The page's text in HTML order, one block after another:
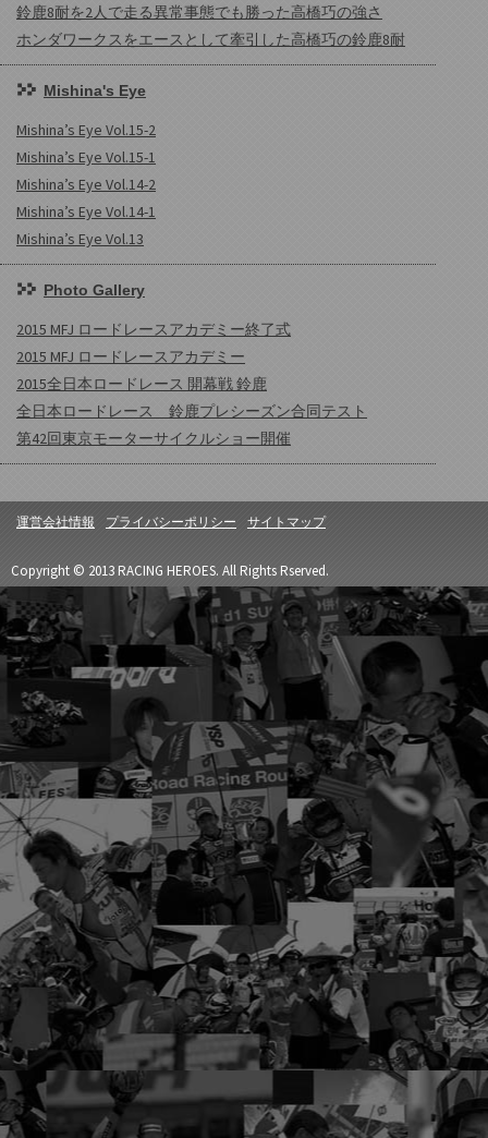
鈴鹿8耐を2人で走る異常事態でも勝った高橋巧の強さ
ホンダワークスをエースとして牽引した高橋巧の鈴鹿8耐
Mishina's Eye
Mishina’s Eye Vol.15-2
Mishina’s Eye Vol.15-1
Mishina’s Eye Vol.14-2
Mishina’s Eye Vol.14-1
Mishina’s Eye Vol.13
Photo Gallery
2015 MFJ ロードレースアカデミー終了式
2015 MFJ ロードレースアカデミー
2015全日本ロードレース 開幕戦 鈴鹿
全日本ロードレース 鈴鹿プレシーズン合同テスト
第42回東京モーターサイクルショー開催
運営会社情報 プライバシーポリシー サイトマップ
Copyright © 2013 RACING HEROES. All Rights Rserved.